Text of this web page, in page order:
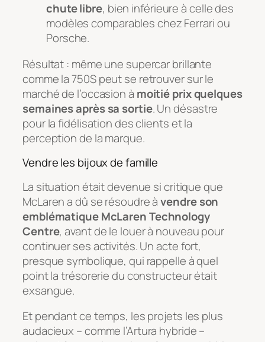
chute libre, bien inférieure à celle des
modèles comparables chez Ferrari ou
Porsche.
Résultat : même une supercar brillante
comme la 750S peut se retrouver sur le
marché de l’occasion à moitié prix quelques
semaines après sa sortie. Un désastre
pour la fidélisation des clients et la
perception de la marque.
Vendre les bijoux de famille
La situation était devenue si critique que
McLaren a dû se résoudre àvendre son
emblématique McLaren Technology
Centre, avant de le louer à nouveau pour
continuer ses activités. Un acte fort,
presque symbolique, qui rappelle à quel
point la trésorerie du constructeur était
exsangue.
Et pendant ce temps, les projets les plus
audacieux – comme l’Artura hybride –